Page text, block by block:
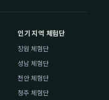
인기 지역 체험단
창원 체험단
성남 체험단
천안 체험단
청주 체험단